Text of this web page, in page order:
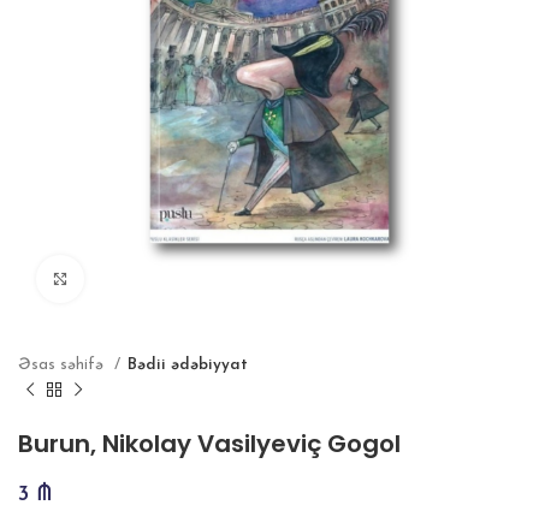
Əsas səhifə Bədii ədəbiyyat
Burun, Nikolay Vasilyeviç Gogol
3 ₼